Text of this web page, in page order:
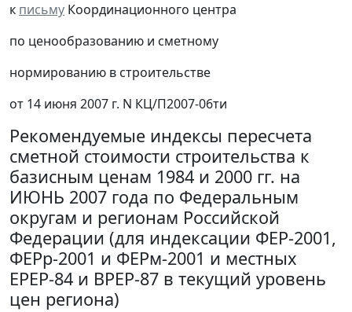
к письму Координационного центра
по ценообразованию и сметному
нормированию в строительстве
от 14 июня 2007 г. N КЦ/П2007-06ти
Рекомендуемые индексы пересчета
сметной стоимости строительства к
базисным ценам 1984 и 2000 гг. на
ИЮНЬ 2007 года по Федеральным
округам и регионам Российской
Федерации (для индексации ФЕР-2001,
ФЕРр-2001 и ФЕРм-2001 и местных
ЕРЕР-84 и ВРЕР-87 в текущий уровень
цен региона)